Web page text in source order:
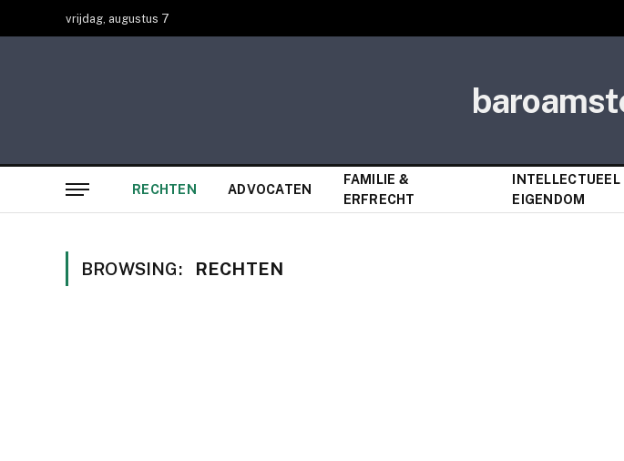
vrijdag, augustus 7
RECHTEN ADVOCATEN
FAMILIE &
ERFRECHT
INTELLECTUEEL
EIGENDOM
BROWSING: RECHTEN